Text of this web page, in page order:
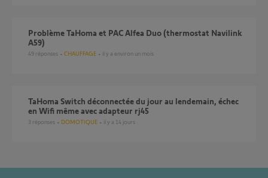
Problème TaHoma et PAC Alfea Duo (thermostat Navilink
A59)
49 réponses CHAUFFAGE il y a environ un mois
TaHoma Switch déconnectée du jour au lendemain, échec
en Wifi même avec adapteur rj45
3 réponses DOMOTIQUE il y a 14 jours